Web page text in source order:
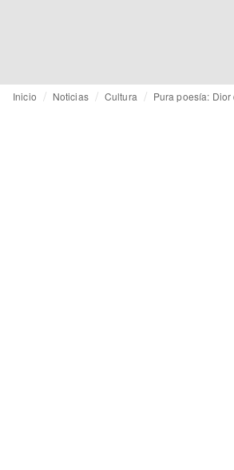
Inicio Noticias Cultura